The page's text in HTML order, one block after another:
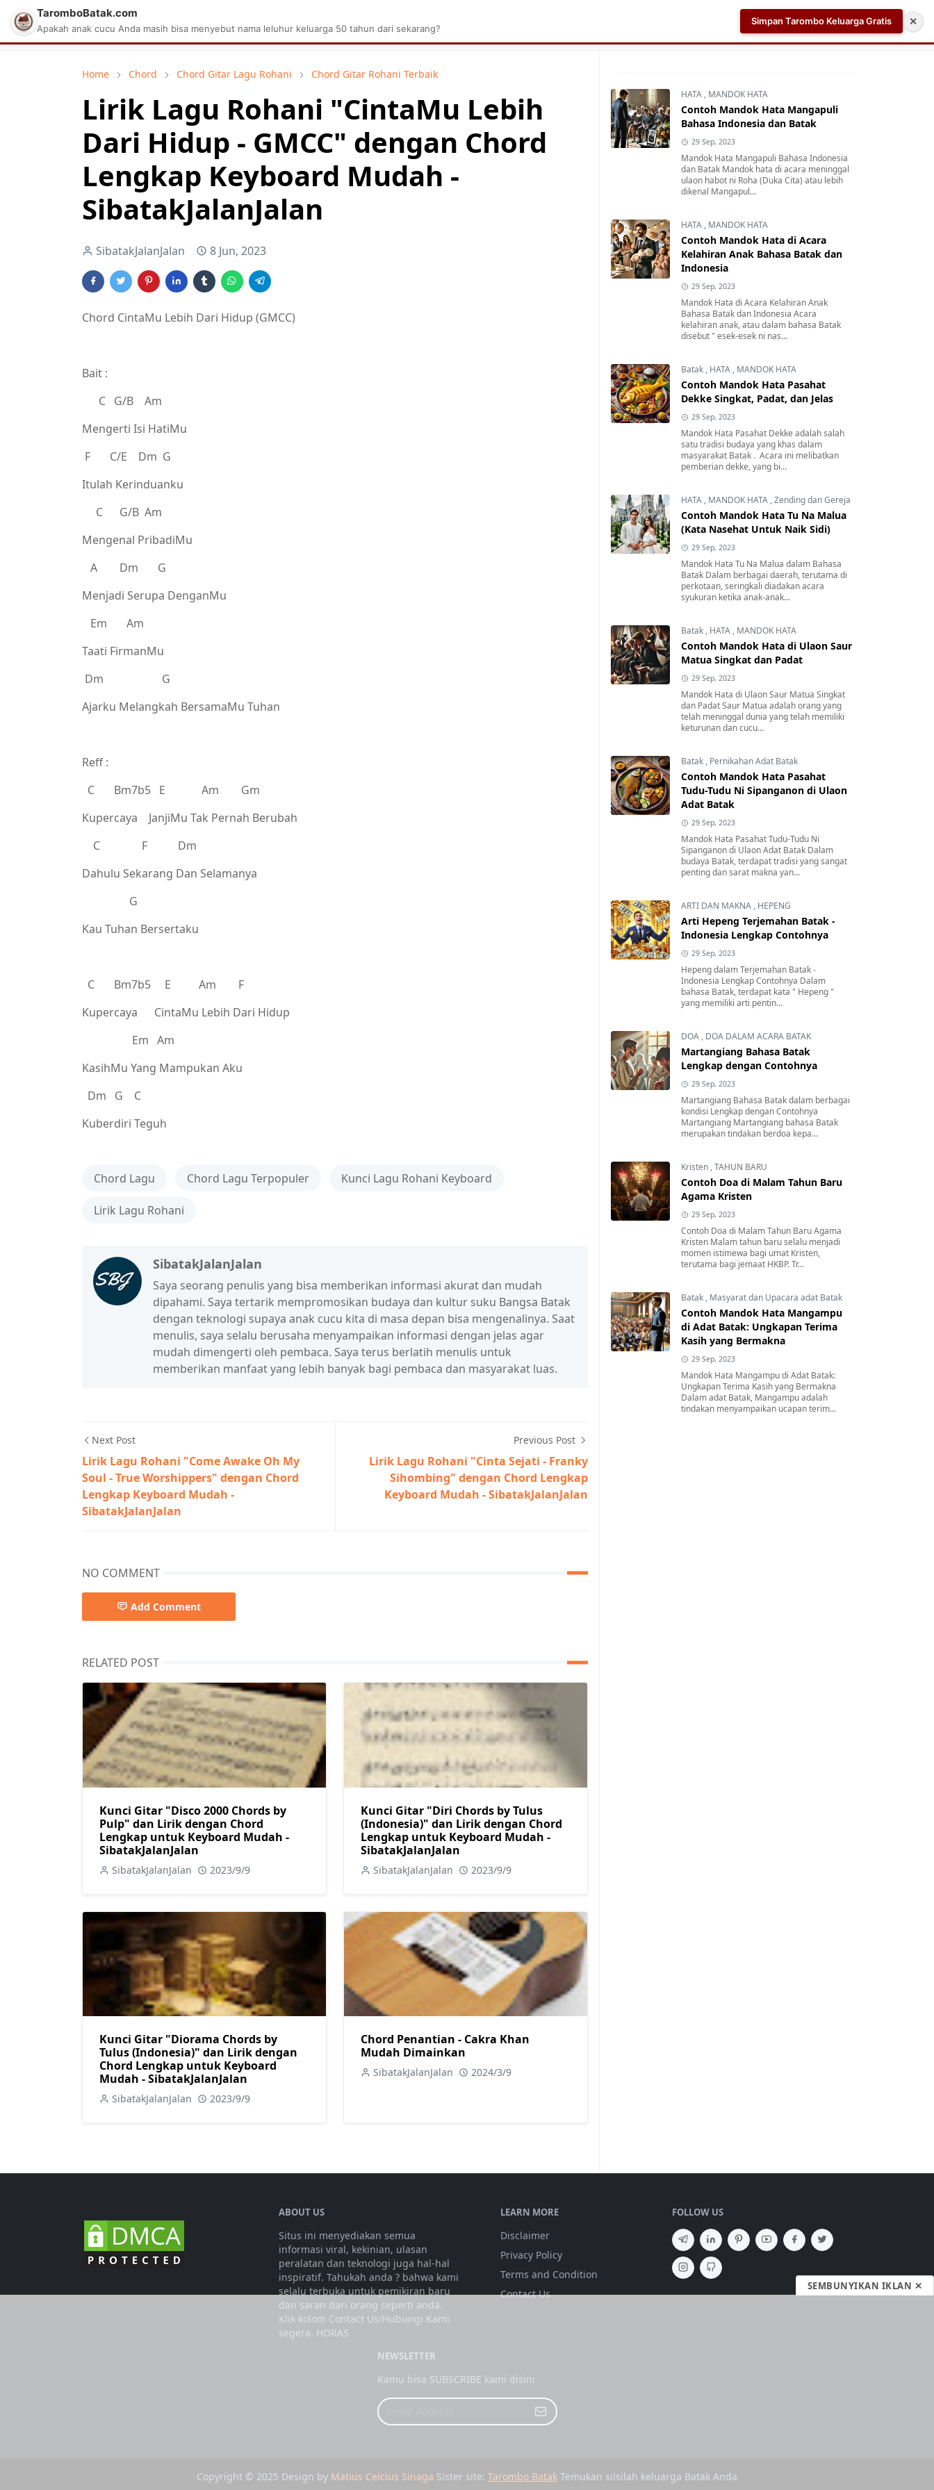
Matius Celcius Sinaga Aplikasi Pabrik Kelapa Sawit Tarombo Batak Aplikasi AI Teleprompter dan Pembuat Skrip Video
Home Chord Chord Gitar Lagu Rohani Chord Gitar Rohani Terbaik
Lirik Lagu Rohani "CintaMu Lebih
Dari Hidup - GMCC" dengan Chord
Lengkap Keyboard Mudah -
SibatakJalanJalan
SibatakJalanJalan 8 Jun, 2023
Chord CintaMu Lebih Dari Hidup (GMCC)
Bait :
C G/B Am
Mengerti Isi HatiMu
F C/E Dm G
Itulah Kerinduanku
C G/B Am
Mengenal PribadiMu
A Dm G
Menjadi Serupa DenganMu
Em Am
Taati FirmanMu
Dm G
Ajarku Melangkah BersamaMu Tuhan
Reff :
C Bm7b5 E Am Gm
Kupercaya JanjiMu Tak Pernah Berubah
C F Dm
Dahulu Sekarang Dan Selamanya
G
Kau Tuhan Bersertaku
C Bm7b5 E Am F
Kupercaya CintaMu Lebih Dari Hidup
Em Am
KasihMu Yang Mampukan Aku
Dm G C
Kuberdiri Teguh
Chord Lagu Chord Lagu Terpopuler Kunci Lagu Rohani Keyboard
Lirik Lagu Rohani
SibatakJalanJalan
Saya seorang penulis yang bisa memberikan informasi akurat dan mudah
dipahami. Saya tertarik mempromosikan budaya dan kultur suku Bangsa Batak
dengan teknologi supaya anak cucu kita di masa depan bisa mengenalinya. Saat
menulis, saya selalu berusaha menyampaikan informasi dengan jelas agar
mudah dimengerti oleh pembaca. Saya terus berlatih menulis untuk
memberikan manfaat yang lebih banyak bagi pembaca dan masyarakat luas.
Next Post
Lirik Lagu Rohani "Come Awake Oh My
Soul - True Worshippers" dengan Chord
Lengkap Keyboard Mudah -
SibatakJalanJalan
Previous Post
Lirik Lagu Rohani "Cinta Sejati - Franky
Sihombing" dengan Chord Lengkap
Keyboard Mudah - SibatakJalanJalan
NO COMMENT
Add Comment
RELATED POST
Kunci Gitar "Disco 2000 Chords by
Pulp" dan Lirik dengan Chord
Lengkap untuk Keyboard Mudah -
SibatakJalanJalan
SibatakJalanJalan 2023/9/9
Kunci Gitar "Diri Chords by Tulus
(Indonesia)" dan Lirik dengan Chord
Lengkap untuk Keyboard Mudah -
SibatakJalanJalan
SibatakJalanJalan 2023/9/9
Kunci Gitar "Diorama Chords by
Tulus (Indonesia)" dan Lirik dengan
Chord Lengkap untuk Keyboard
Mudah - SibatakJalanJalan
SibatakJalanJalan 2023/9/9
Chord Penantian - Cakra Khan
Mudah Dimainkan
SibatakJalanJalan 2024/3/9
HATA , MANDOK HATA
Contoh Mandok Hata Mangapuli
Bahasa Indonesia dan Batak
29 Sep, 2023
Mandok Hata Mangapuli Bahasa Indonesia
dan Batak Mandok hata di acara meninggal
ulaon habot ni Roha (Duka Cita) atau lebih
dikenal Mangapul...
HATA , MANDOK HATA
Contoh Mandok Hata di Acara
Kelahiran Anak Bahasa Batak dan
Indonesia
29 Sep, 2023
Mandok Hata di Acara Kelahiran Anak
Bahasa Batak dan Indonesia Acara
kelahiran anak, atau dalam bahasa Batak
disebut " esek-esek ni nas...
Batak , HATA , MANDOK HATA
Contoh Mandok Hata Pasahat
Dekke Singkat, Padat, dan Jelas
29 Sep, 2023
Mandok Hata Pasahat Dekke adalah salah
satu tradisi budaya yang khas dalam
masyarakat Batak . Acara ini melibatkan
pemberian dekke, yang bi...
HATA , MANDOK HATA ,Zending dan Gereja
Contoh Mandok Hata Tu Na Malua
(Kata Nasehat Untuk Naik Sidi)
29 Sep, 2023
Mandok Hata Tu Na Malua dalam Bahasa
Batak Dalam berbagai daerah, terutama di
perkotaan, seringkali diadakan acara
syukuran ketika anak-anak...
Batak , HATA , MANDOK HATA
Contoh Mandok Hata di Ulaon Saur
Matua Singkat dan Padat
29 Sep, 2023
Mandok Hata di Ulaon Saur Matua Singkat
dan Padat Saur Matua adalah orang yang
telah meninggal dunia yang telah memiliki
keturunan dan cucu...
Batak , Pernikahan Adat Batak
Contoh Mandok Hata Pasahat
Tudu-Tudu Ni Sipanganon di Ulaon
Adat Batak
29 Sep, 2023
Mandok Hata Pasahat Tudu-Tudu Ni
Sipanganon di Ulaon Adat Batak Dalam
budaya Batak, terdapat tradisi yang sangat
penting dan sarat makna yan...
ARTI DAN MAKNA , HEPENG
Arti Hepeng Terjemahan Batak -
Indonesia Lengkap Contohnya
29 Sep, 2023
Hepeng dalam Terjemahan Batak -
Indonesia Lengkap Contohnya Dalam
bahasa Batak, terdapat kata " Hepeng "
yang memiliki arti pentin...
DOA , DOA DALAM ACARA BATAK
Martangiang Bahasa Batak
Lengkap dengan Contohnya
29 Sep, 2023
Martangiang Bahasa Batak dalam berbagai
kondisi Lengkap dengan Contohnya
Martangiang Martangiang bahasa Batak
merupakan tindakan berdoa kepa...
Kristen ,TAHUN BARU
Contoh Doa di Malam Tahun Baru
Agama Kristen
29 Sep, 2023
Contoh Doa di Malam Tahun Baru Agama
Kristen Malam tahun baru selalu menjadi
momen istimewa bagi umat Kristen,
terutama bagi jemaat HKBP. Tr...
Batak , Masyarat dan Upacara adat Batak
Contoh Mandok Hata Mangampu
di Adat Batak: Ungkapan Terima
Kasih yang Bermakna
29 Sep, 2023
Mandok Hata Mangampu di Adat Batak:
Ungkapan Terima Kasih yang Bermakna
Dalam adat Batak, Mangampu adalah
tindakan menyampaikan ucapan terim...
ABOUT US
Situs ini menyediakan semua
informasi viral, kekinian, ulasan
peralatan dan teknologi juga hal-hal
inspiratif. Tahukah anda ? bahwa kami
selalu terbuka untuk pemikiran baru
dan saran dari orang seperti anda.
Klik kolom Contact Us/Hubungi Kami
segera. HORAS
LEARN MORE
Disclaimer
Privacy Policy
Terms and Condition
Contact Us
FOLLOW US
NEWSLETTER
Kamu bisa SUBSCRIBE kami disini
Copyright © 2025 Design by Matius Celcius Sinaga Sister site: Tarombo Batak Temukan silsilah keluarga Batak Anda
SEMBUNYIKAN IKLAN ✕
TaromboBatak.com
Apakah anak cucu Anda masih bisa menyebut nama leluhur keluarga 50 tahun dari sekarang?
Simpan Tarombo Keluarga Gratis ✕